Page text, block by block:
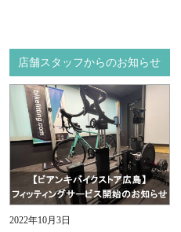
店舗スタッフからのお知らせ
2022年10月3日